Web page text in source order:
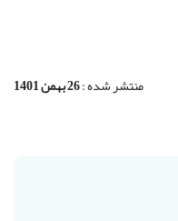
منتشر شده :26 بهمن 1401